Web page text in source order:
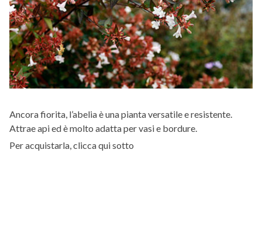
Ancora fiorita, l’abelia è una pianta versatile e resistente.
Attrae api ed è molto adatta per vasi e bordure.
Per acquistarla, clicca qui sotto